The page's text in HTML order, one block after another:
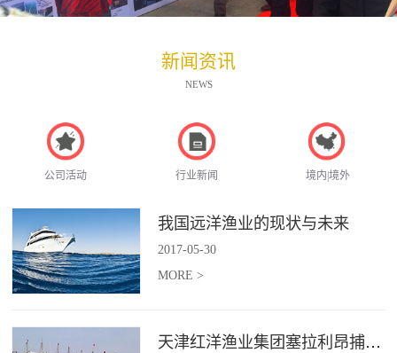
新闻资讯
NEWS
公司活动 行业新闻 境内|境外
我国远洋渔业的现状与未来
2017-05-30
MORE >
天津红洋渔业集团塞拉利昂捕捞项目